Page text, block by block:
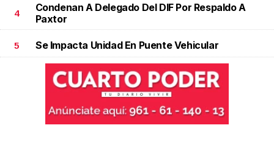
4
Condenan A Delegado Del DIF Por Respaldo A
Paxtor
5 Se Impacta Unidad En Puente Vehicular